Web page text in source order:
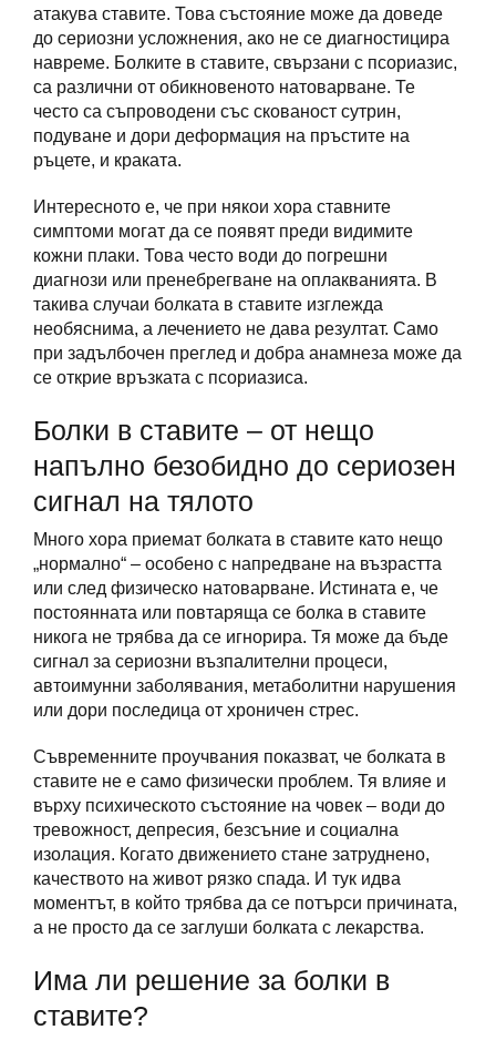
атакува ставите. Това състояние може да доведе
до сериозни усложнения, ако не се диагностицира
навреме. Болките в ставите, свързани с псориазис,
са различни от обикновеното натоварване. Те
често са съпроводени със скованост сутрин,
подуване и дори деформация на пръстите на
ръцете, и краката.
Интересното е, че при някои хора ставните
симптоми могат да се появят преди видимите
кожни плаки. Това често води до погрешни
диагнози или пренебрегване на оплакванията. В
такива случаи болката в ставите изглежда
необяснима, а лечението не дава резултат. Само
при задълбочен преглед и добра анамнеза може да
се открие връзката с псориазиса.
Болки в ставите – от нещо
напълно безобидно до сериозен
сигнал на тялото
Много хора приемат болката в ставите като нещо
„нормално“ – особено с напредване на възрастта
или след физическо натоварване. Истината е, че
постоянната или повтаряща се болка в ставите
никога не трябва да се игнорира. Тя може да бъде
сигнал за сериозни възпалителни процеси,
автоимунни заболявания, метаболитни нарушения
или дори последица от хроничен стрес.
Съвременните проучвания показват, че болката в
ставите не е само физически проблем. Тя влияе и
върху психическото състояние на човек – води до
тревожност, депресия, безсъние и социална
изолация. Когато движението стане затруднено,
качеството на живот рязко спада. И тук идва
моментът, в който трябва да се потърси причината,
а не просто да се заглуши болката с лекарства.
Има ли решение за болки в
ставите?